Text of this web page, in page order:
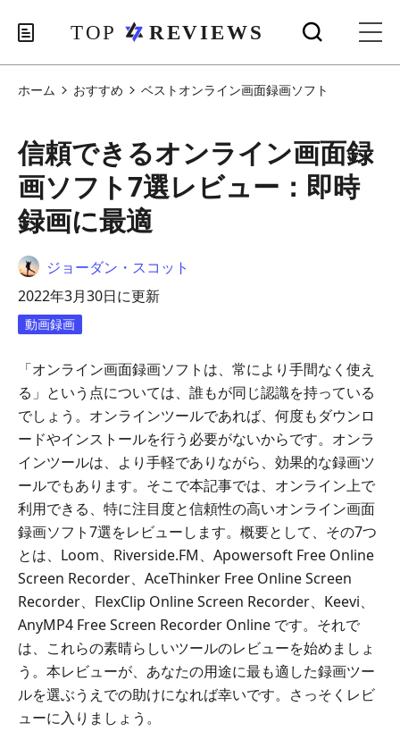
ホーム おすすめ ベストオンライン画面録画ソフト
信頼できるオンライン画面録
画ソフト7選レビュー：即時
録画に最適
ジョーダン・スコット
2022年3月30日に更新
動画録画
「オンライン画面録画ソフトは、常により手間なく使え
る」という点については、誰もが同じ認識を持っている
でしょう。オンラインツールであれば、何度もダウンロ
ードやインストールを行う必要がないからです。オンラ
インツールは、より手軽でありながら、効果的な録画ツ
ールでもあります。そこで本記事では、オンライン上で
利用できる、特に注目度と信頼性の高いオンライン画面
録画ソフト7選をレビューします。概要として、その7つ
とは、Loom、Riverside.FM、Apowersoft Free Online
Screen Recorder、AceThinker Free Online Screen
Recorder、FlexClip Online Screen Recorder、Keevi、
AnyMP4 Free Screen Recorder Online です。それで
は、これらの素晴らしいツールのレビューを始めましょ
う。本レビューが、あなたの用途に最も適した録画ツー
ルを選ぶうえでの助けになれば幸いです。さっそくレビ
ューに入りましょう。